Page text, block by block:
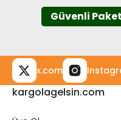
Güvenli
x.com
kargolagelsin.com